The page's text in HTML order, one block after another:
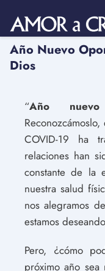
Año Nuevo
Dios
“Año nuevo
COVID-19 ha
relaciones han
constante de la
nuestra salud
nos alegramos
estamos
Pero, ¿cómo
próximo año